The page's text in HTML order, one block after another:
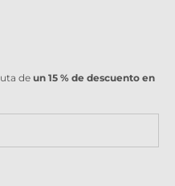
de un 15 % de descuento en